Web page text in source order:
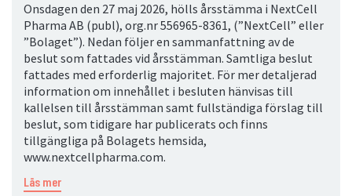
Onsdagen den 27 maj 2026, hölls årsstämma i NextCell
Pharma AB (publ), org.nr 556965-8361, (”NextCell” eller
”Bolaget”). Nedan följer en sammanfattning av de
beslut som fattades vid årsstämman. Samtliga beslut
fattades med erforderlig majoritet. För mer detaljerad
information om innehållet i besluten hänvisas till
kallelsen till årsstämman samt fullständiga förslag till
beslut, som tidigare har publicerats och finns
tillgängliga på Bolagets hemsida,
www.nextcellpharma.com.
Läs mer